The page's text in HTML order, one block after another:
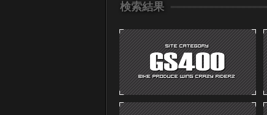
検索結果